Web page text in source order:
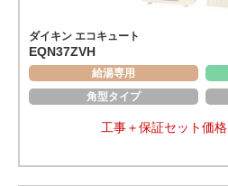
ダイキン エコキュート
EQN37ZVH
給湯専用
角型タイプ
工事＋保証セット価格